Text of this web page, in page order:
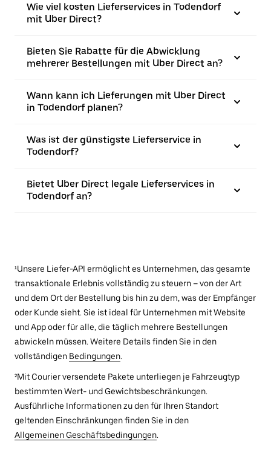
Wie viel kosten Lieferservices in Todendorf
mit Uber Direct?
Bieten Sie Rabatte für die Abwicklung
mehrerer Bestellungen mit Uber Direct an?
Wann kann ich Lieferungen mit Uber Direct
in Todendorf planen?
Was ist der günstigste Lieferservice in
Todendorf?
Bietet Uber Direct legale Lieferservices in
Todendorf an?
¹Unsere Liefer-API ermöglicht es Unternehmen, das gesamte
transaktionale Erlebnis vollständig zu steuern – von der Art
und dem Ort der Bestellung bis hin zu dem, was der Empfänger
oder Kunde sieht. Sie ist ideal für Unternehmen mit Website
und App oder für alle, die täglich mehrere Bestellungen
abwickeln müssen. Weitere Details finden Sie in den
vollständigen Bedingungen.
²Mit Courier versendete Pakete unterliegen je Fahrzeugtyp
bestimmten Wert- und Gewichtsbeschränkungen.
Ausführliche Informationen zu den für Ihren Standort
geltenden Einschränkungen finden Sie in den
Allgemeinen Geschäftsbedingungen.